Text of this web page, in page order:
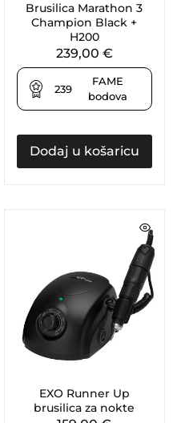
Brusilica Marathon 3
Champion Black +
H200
239,00 €
239
FAME
bodova
Dodaj u košaricu
EXO Runner Up
brusilica za nokte